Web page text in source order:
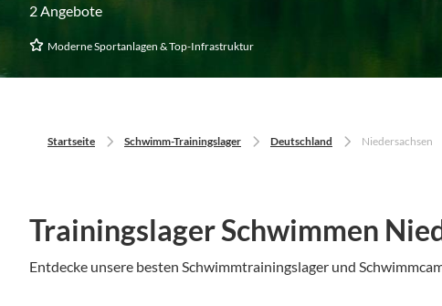
2 Angebote
Moderne Sportanlagen & Top-Infrastruktur
Startseite Schwimm-Trainingslager Deutschland Niedersachsen
Trainingslager Schwimmen
Entdecke unsere besten Schwimmtrainingslager und